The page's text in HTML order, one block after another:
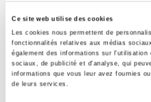
Ce site web utilise des cookies
Les cookies nous permettent de
fonctionnalités relatives aux médias
également des informations sur
sociaux, de publicité et d'analyse, qui
informations que vous leur avez fournies
de leurs services.
Specifications
Formats
Contents